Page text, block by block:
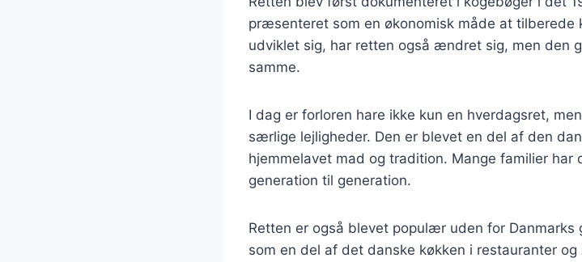
præsenteret som en økonomisk måde at
udviklet sig, har retten også ændret sig, men den
samme.
I dag er forloren hare ikke kun en hverdagsret,
særlige lejligheder. Den er blevet en del af den
hjemmelavet mad og tradition. Mange familier har
generation til generation.
Retten er også blevet populær uden for
som en del af det danske køkken i restauranter